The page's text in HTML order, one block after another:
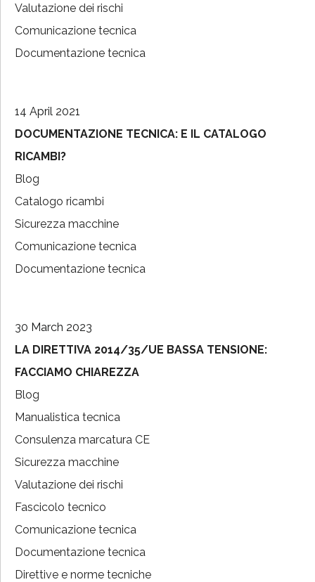
Valutazione dei rischi
Comunicazione tecnica
Documentazione tecnica
14 April 2021
DOCUMENTAZIONE TECNICA: E IL CATALOGO
RICAMBI?
Blog
Catalogo ricambi
Sicurezza macchine
Comunicazione tecnica
Documentazione tecnica
30 March 2023
LA DIRETTIVA 2014/35/UE BASSA TENSIONE:
FACCIAMO CHIAREZZA
Blog
Manualistica tecnica
Consulenza marcatura CE
Sicurezza macchine
Valutazione dei rischi
Fascicolo tecnico
Comunicazione tecnica
Documentazione tecnica
Direttive e norme tecniche